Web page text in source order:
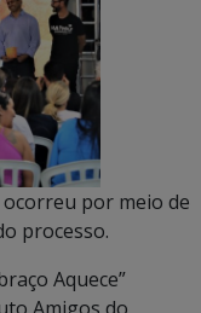
ocorreu por meio de
processo.
Aquece”
Amigos do